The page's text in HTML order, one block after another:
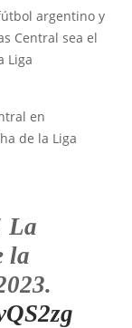
argentino y
Central sea el
Liga
en
de la Liga
La
la